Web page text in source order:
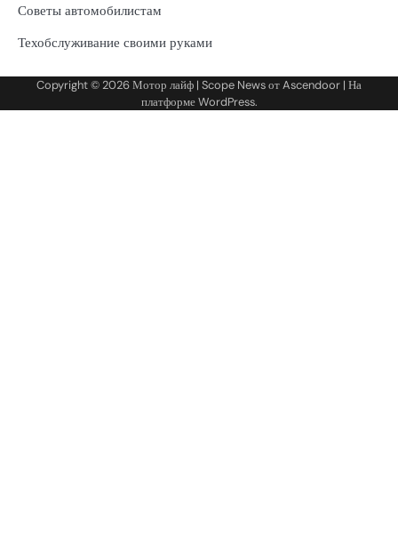
Советы автомобилистам
Техобслуживание своими руками
Copyright © 2026Мотор лайф | Scope News отAscendoor | На
платформеWordPress.